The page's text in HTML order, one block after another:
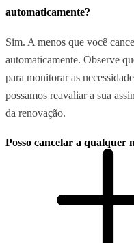
automaticamente?
Sim. A menos que você
automaticamente. Observe
para monitorar as
possamos reavaliar a sua
da renovação.
Posso cancelar a qualquer